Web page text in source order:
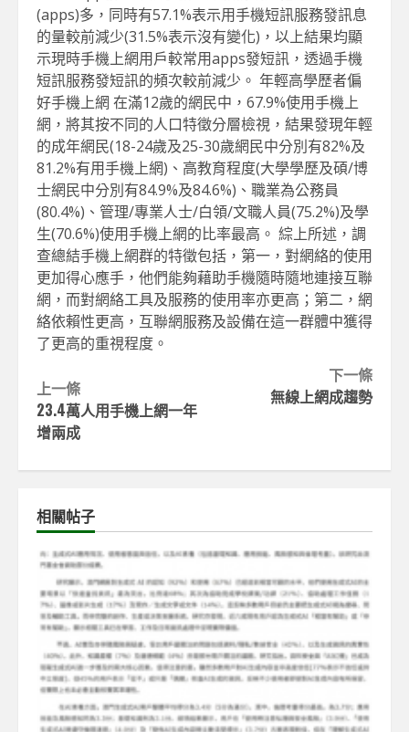
(apps)多，同時有57.1%表示用手機短訊服務發訊息
的量較前減少(31.5%表示沒有變化)，以上結果均顯
示現時手機上網用戶較常用apps發短訊，透過手機
短訊服務發短訊的頻次較前減少。 年輕高學歷者偏
好手機上網 在滿12歲的網民中，67.9%使用手機上
網，將其按不同的人口特徵分層檢視，結果發現年輕
的成年網民(18-24歲及25-30歲網民中分別有82%及
81.2%有用手機上網)、高教育程度(大學學歷及碩/博
士網民中分別有84.9%及84.6%)、職業為公務員
(80.4%)、管理/專業人士/白領/文職人員(75.2%)及學
生(70.6%)使用手機上網的比率最高。 綜上所述，調
查總結手機上網群的特徵包括，第一，對網絡的使用
更加得心應手，他們能夠藉助手機隨時隨地連接互聯
網，而對網絡工具及服務的使用率亦更高；第二，網
絡依賴性更高，互聯網服務及設備在這一群體中獲得
了更高的重視程度。
Continue
Reading
下一條
無線上網成趨勢
上一條
23.4萬人用手機上網一年
增兩成
相關帖子